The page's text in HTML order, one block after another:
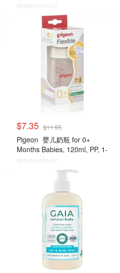
@dealmoon.nz
$7.35 $11.95
Pigeon 婴儿奶瓶 for 0+
Months Babies, 120ml, PP, 1-
Pack
@dealmoon.nz